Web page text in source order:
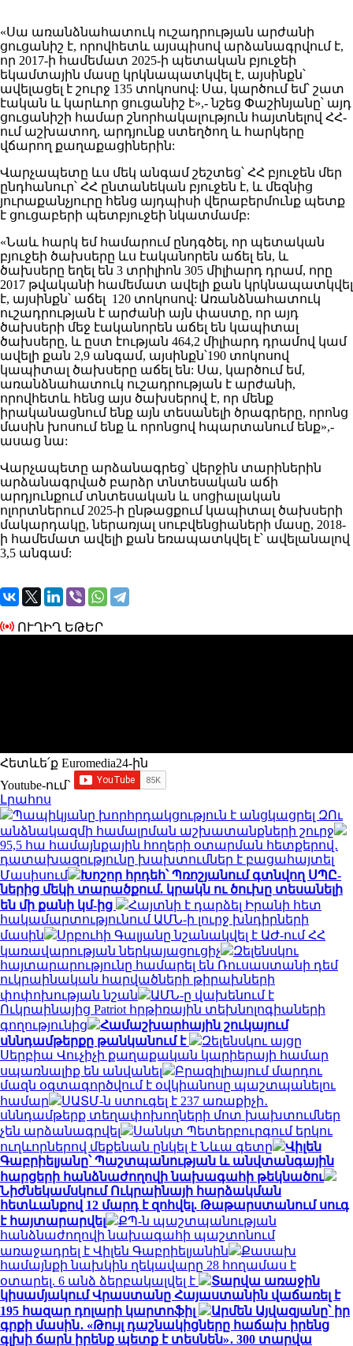
«Սա առանձնահատուկ ուշադրության արժանի
ցուցանիշ է, որովհետև այսպիսով արձանագրվում է,
որ 2017-ի համեմատ 2025-ի պետական բյուջեի
եկամտային մասը կրկնապատկվել է, այսինքն՝
ավելացել է շուրջ 135 տոկոսով: Սա, կարծում եմ՝ շատ
էական և կարևոր ցուցանիշ է»,- նշեց Փաշինյանը՝ այդ
ցուցանիշի համար շնորհակալություն հայտնելով ՀՀ-
ում աշխատող, արդյունք ստեղծող և հարկերը
վճարող քաղաքացիներին:
Վարչապետը ևս մեկ անգամ շեշտեց՝ ՀՀ բյուջեն մեր
ընդհանուր՝ ՀՀ ընտանեկան բյուջեն է, և մեզնից
յուրաքանչյուրը հենց այդպիսի վերաբերմունք պետք
է ցուցաբերի պետբյուջեի նկատմամբ:
«Նաև հարկ եմ համարում ընդգծել, որ պետական
բյուջեի ծախսերը ևս էականորեն աճել են, և
ծախսերը եղել են 3 տրիլիոն 305 միլիարդ դրամ, որը
2017 թվականի համեմատ ավելի քան կրկնապատկվել
է, այսինքն՝ աճել 120 տոկոսով: Առանձնահատուկ
ուշադրության է արժանի այն փաստը, որ այդ
ծախսերի մեջ էականորեն աճել են կապիտալ
ծախսերը, և ըստ էության 464,2 միլիարդ դրամով կամ
ավելի քան 2,9 անգամ, այսինքն՝190 տոկոսով
կապիտալ ծախսերը աճել են: Սա, կարծում եմ,
առանձնահատուկ ուշադրության է արժանի,
որովհետև հենց այս ծախսերով է, որ մենք
իրականացնում ենք այն տեսանելի ծրագրերը, որոնց
մասին խոսում ենք և որոնցով հպարտանում ենք»,-
ասաց նա:
Վարչապետը արձանագրեց՝ վերջին տարիներին
արձանագրված բարձր տնտեսական աճի
արդյունքում տնտեսական և սոցիալական
ոլորտներում 2025-ի ընթացքում կապիտալ ծախսերի
մակարդակը, ներառյալ սուբվենցիաների մասը, 2018-
ի համեմատ ավելի քան եռապատկվել է՝ ավելանալով
3,5 անգամ:
ՈՒՂԻՂ ԵԹԵՐ
Հետևե՛ք Euromedia24-ին
Youtube-ում`
Լրահոս
Պապիկյանը խորհրդակցություն է անցկացրել ԶՈւ
անձնակազմի համալրման աշխատանքների շուրջ
95,5 հա համայնքային հողերի օտարման հետքերով․
դատախազությունը խախտումներ է բացահայտել
Մասիսում
Խոշոր հրդեհ՝ Պռոշյանում գտնվող ՍՊԸ-
ներից մեկի տարածքում. կրակն ու ծուխը տեսանելի
են մի քանի կմ-ից
Հայտնի է դարձել Իրանի հետ
հակամարտությունում ԱՄՆ-ի լուրջ խնդիրների
մասին
Սրբուհի Գալյանը նշանակվել է ԱԺ-ում ՀՀ
կառավարության ներկայացուցիչ
Զելենսկու
հայտարարությունը համարել են Ռուսաստանի դեմ
ուկրաինական հարվածների թիրախների
փոփոխության նշան
ԱՄՆ-ը վախենում է
Ուկրաինայից Patriot հրթիռային տեխնոլոգիաների
գողությունից
Համաշխարհային շուկայում
սննդամթերքը թանկանում է
Զելենսկու այցը
Սերբիա Վուչիչի քաղաքական կարիերայի համար
սպառնալիք են անվանել
Բրազիլիայում մարդու
մազն օգտագործվում է օվկիանոսը պաշտպանելու
համար
ՍԱՏՄ-ն ստուգել է 237 առաքիչի․
սննդամթերք տեղափոխողների մոտ խախտումներ
չեն արձանագրվել
Սանկտ Պետերբուրգում երկու
ուղևորներով մեքենան ընկել է Նևա գետը
Վիլեն
Գաբրիելյանը՝ Պաշտպանության և անվտանգային
հարցերի հանձնաժողովի նախագահի թեկնածու
Նիժնեկամսկում Ուկրաինայի հարձակման
հետևանքով 12 մարդ է զոհվել. Թաթարստանում սուգ
է հայտարարվել
ՔՊ-ն պաշտպանության
հանձնաժողովի նախագահի պաշտոնում
առաջադրել է Վիլեն Գաբրիելյանին
Քասախ
համայնքի նախկին ղեկավարը 28 հողամաս է
օտարել. 6 անձ ձերբակալվել է
Տարվա առաջին
կիսամյակում Վրաստանը Հայաստանին վաճառել է
195 հազար դոլարի կարտոֆիլ
Արմեն Այվազյանը՝ իր
գրքի մասին․ «Թույլ դաշնակիցները հաճախ իրենց
գլխի ճարն իրենք պետք է տեսնեն»․ 300 տարվա